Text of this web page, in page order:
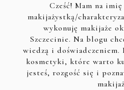
Cześć! Mam na
makijażystką/
wykonuję makijaże
Szczecinie. Na blogu
wiedzą i
kosmetyki, które warto
jesteś, rozgość się i